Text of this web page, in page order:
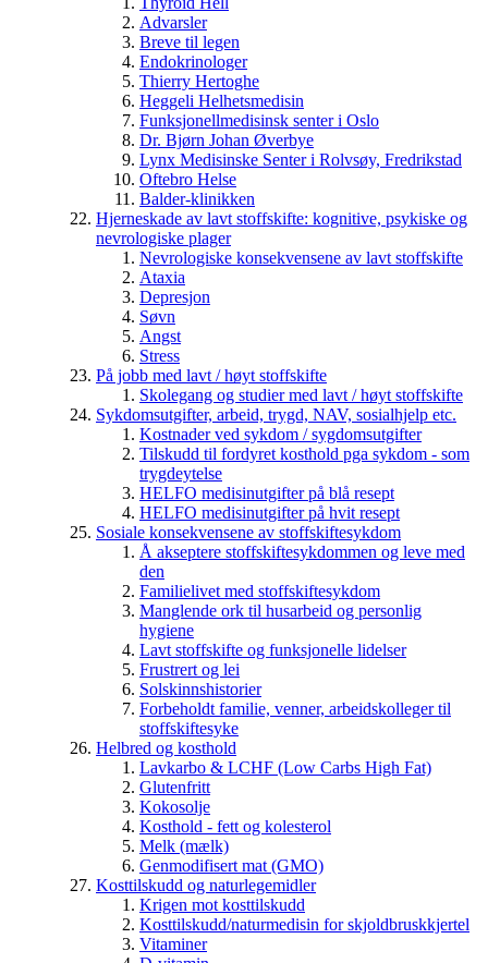
Advarsler
Breve til legen
Endokrinologer
Thierry Hertoghe
Heggeli Helhetsmedisin
Funksjonellmedisinsk senter i Oslo
Dr. Bjørn Johan Øverbye
Lynx Medisinske Senter i Rolvsøy, Fredrikstad
Oftebro Helse
Balder-klinikken
Hjerneskade av lavt stoffskifte: kognitive, psykiske og
nevrologiske plager
Nevrologiske konsekvensene av lavt stoffskifte
Ataxia
Depresjon
Søvn
Angst
Stress
På jobb med lavt / høyt stoffskifte
Skolegang og studier med lavt / høyt stoffskifte
Sykdomsutgifter, arbeid, trygd, NAV, sosialhjelp etc.
Kostnader ved sykdom / sygdomsutgifter
Tilskudd til fordyret kosthold pga sykdom - som
trygdeytelse
HELFO medisinutgifter på blå resept
HELFO medisinutgifter på hvit resept
Sosiale konsekvensene av stoffskiftesykdom
Å akseptere stoffskiftesykdommen og leve med
den
Familielivet med stoffskiftesykdom
Manglende ork til husarbeid og personlig
hygiene
Lavt stoffskifte og funksjonelle lidelser
Frustrert og lei
Solskinnshistorier
Forbeholdt familie, venner, arbeidskolleger til
stoffskiftesyke
Helbred og kosthold
Lavkarbo & LCHF (Low Carbs High Fat)
Glutenfritt
Kokosolje
Kosthold - fett og kolesterol
Melk (mælk)
Genmodifisert mat (GMO)
Kosttilskudd og naturlegemidler
Krigen mot kosttilskudd
Kosttilskudd/naturmedisin for skjoldbruskkjertel
Vitaminer